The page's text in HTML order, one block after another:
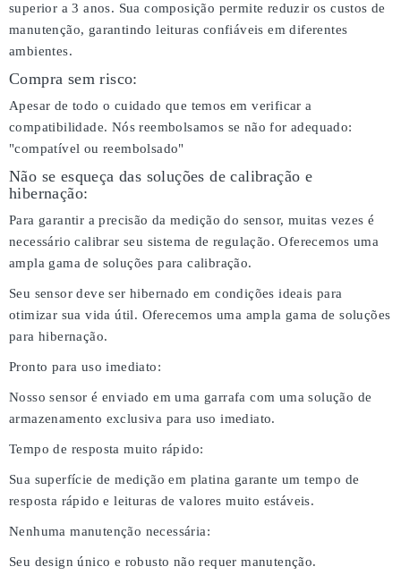
superior a 3 anos. Sua composição permite reduzir os custos de
manutenção, garantindo leituras confiáveis em diferentes
ambientes.
Compra sem risco:
Apesar de todo o cuidado que temos em verificar a
compatibilidade. Nós reembolsamos se não for adequado:
"compatível ou reembolsado"
Não se esqueça das soluções de calibração e
hibernação:
Para garantir a precisão da medição do sensor, muitas vezes é
necessário calibrar seu sistema de regulação. Oferecemos uma
ampla gama de soluções para calibração.
Seu sensor deve ser hibernado em condições ideais para
otimizar sua vida útil. Oferecemos uma ampla gama de soluções
para hibernação.
Pronto para uso imediato:
Nosso sensor é enviado em uma garrafa com uma solução de
armazenamento exclusiva para uso imediato.
Tempo de resposta muito rápido:
Sua superfície de medição em platina garante um tempo de
resposta rápido e leituras de valores muito estáveis.
Nenhuma manutenção necessária:
Seu design único e robusto não requer manutenção.